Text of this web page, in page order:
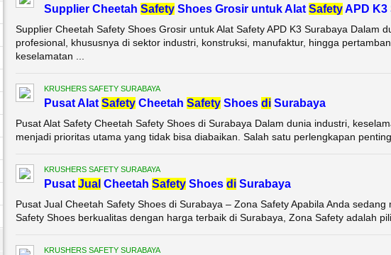
Supplier Cheetah SafetyShoes Grosir untuk Alat SafetyAPD K3
Supplier Cheetah Safety Shoes Grosir untuk Alat Safety APD K3 Surabaya Dalam
profesional, khususnya di sektor industri, konstruksi, manufaktur, hingga
keselamatan ...
KRUSHERS SAFETY SURABAYA
Pusat Alat SafetyCheetah SafetyShoes diSurabaya
Pusat Alat Safety Cheetah Safety Shoes di Surabaya Dalam dunia industri,
menjadi prioritas utama yang tidak bisa diabaikan. Salah satu perlengkapan penting
KRUSHERS SAFETY SURABAYA
Pusat Jual Cheetah SafetyShoes diSurabaya
Pusat Jual Cheetah Safety Shoes di Surabaya – Zona Safety Apabila Anda sedang
Safety Shoes berkualitas dengan harga terbaik di Surabaya, Zona Safety adalah
KRUSHERS SAFETY SURABAYA